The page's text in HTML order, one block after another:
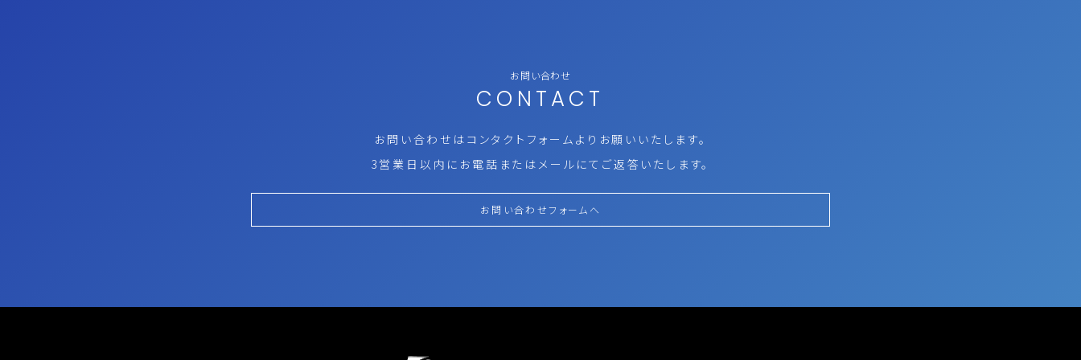
お問い合わせ
CONTACT
お問い合わせはコンタクトフォームより お願いいたします。
3営業日以内にお電話またはメールにて ご返答いたします。
お問い合わせフォームへ